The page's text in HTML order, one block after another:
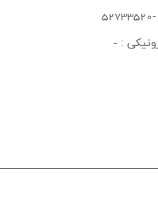
:
-